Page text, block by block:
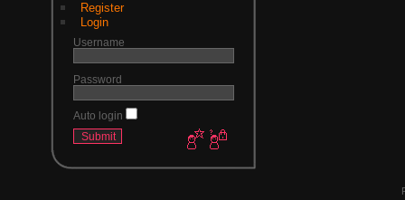
Register
Login
Username
Password
Auto login